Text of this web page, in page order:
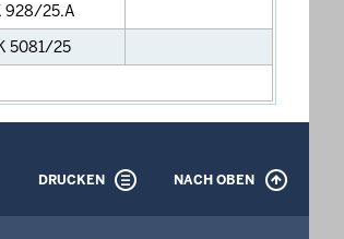
928/25.A
5081/25
DRUCKEN NACH OBEN